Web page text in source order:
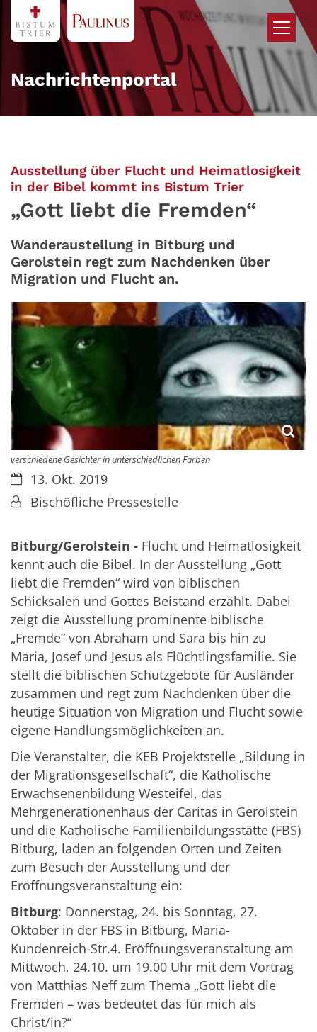
Zum Inhalt springen
Nachrichtenportal
Ausstellung über Flucht und Heimatlosigkeit
in der Bibel kommt ins Bistum Trier:
„Gott liebt die Fremden“
Wanderaustellung in Bitburg und
Gerolstein regt zum Nachdenken über
Migration und Flucht an.
verschiedene Gesichter in unterschiedlichen Farben
Datum:13. Okt. 2019
Von:Bischöfliche Pressestelle
Bitburg/Gerolstein - Flucht und Heimatlosigkeit
kennt auch die Bibel. In der Ausstellung „Gott
liebt die Fremden“ wird von biblischen
Schicksalen und Gottes Beistand erzählt. Dabei
zeigt die Ausstellung prominente biblische
„Fremde“ von Abraham und Sara bis hin zu
Maria, Josef und Jesus als Flüchtlingsfamilie. Sie
stellt die biblischen Schutzgebote für Ausländer
zusammen und regt zum Nachdenken über die
heutige Situation von Migration und Flucht sowie
eigene Handlungsmöglichkeiten an.
Die Veranstalter, die KEB Projektstelle „Bildung in
der Migrationsgesellschaft“, die Katholische
Erwachsenenbildung Westeifel, das
Mehrgenerationenhaus der Caritas in Gerolstein
und die Katholische Familienbildungsstätte (FBS)
Bitburg, laden an folgenden Orten und Zeiten
zum Besuch der Ausstellung und der
Eröffnungsveranstaltung ein:
Bitburg: Donnerstag, 24. bis Sonntag, 27.
Oktober in der FBS in Bitburg, Maria-
Kundenreich-Str.4. Eröffnungsveranstaltung am
Mittwoch, 24.10. um 19.00 Uhr mit dem Vortrag
von Matthias Neff zum Thema „Gott liebt die
Fremden – was bedeutet das für mich als
Christ/in?“